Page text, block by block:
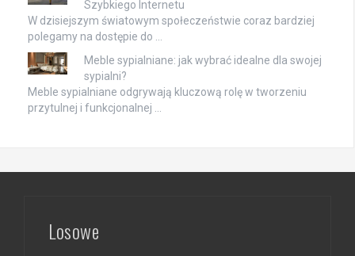
Szybkiego Internetu
W dzisiejszym światowym społeczeństwie coraz bardziej
polegamy na dostępie do …
Meble sypialniane: jak wybrać idealne dla swojej
sypialni?
Meble sypialniane odgrywają kluczową rolę w tworzeniu
przytulnej i funkcjonalnej …
Losowe